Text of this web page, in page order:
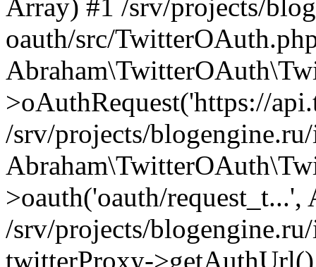
Array) #1 /srv/projects/
oauth/src/
>oAuthRequest('https://
/srv/projects/
>oauth('oauth/request_t...',
/srv/projects/
twitterProxy-